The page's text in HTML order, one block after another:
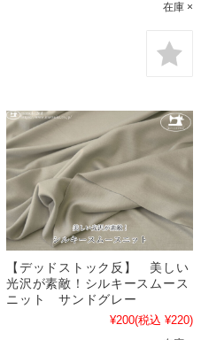
在庫 ×
【デッドストック反】 美しい
光沢が素敵！シルキースムース
ニット サンドグレー
¥200(税込 ¥220)